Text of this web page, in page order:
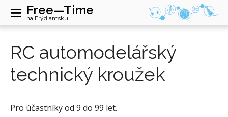
≡ Free—Time
na Frýdlantsku
RC automodelářský
technický kroužek
Pro účastníky od 9 do 99 let.